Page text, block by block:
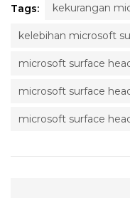
Tags: kekurangan
kelebihan microsoft
microsoft surface
microsoft surface
microsoft surface